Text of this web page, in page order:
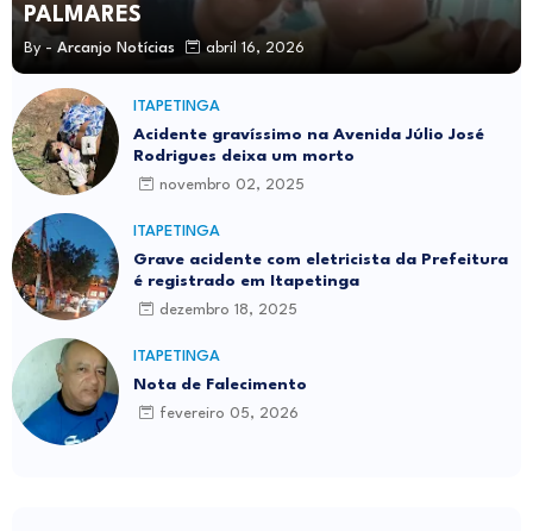
PALMARES
By - Arcanjo Notícias abril 16, 2026
ITAPETINGA
Acidente gravíssimo na Avenida Júlio José
Rodrigues deixa um morto
novembro 02, 2025
ITAPETINGA
Grave acidente com eletricista da Prefeitura
é registrado em Itapetinga
dezembro 18, 2025
ITAPETINGA
Nota de Falecimento
fevereiro 05, 2026